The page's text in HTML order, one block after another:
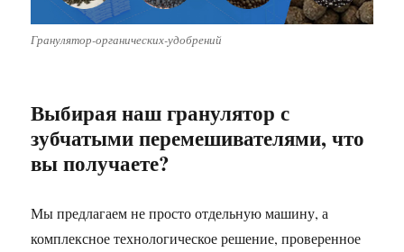
Гранулятор-органических-удобрений
Выбирая наш гранулятор с
зубчатыми перемешивателями, что
вы получаете?
Мы предлагаем не просто отдельную машину, а
комплексное технологическое решение, проверенное